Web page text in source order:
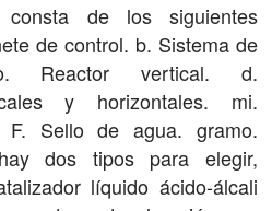
de los siguientes
de control. b. Sistema de
Reactor vertical. d.
y horizontales. mi.
F. Sello de agua. gramo.
dos tipos para elegir,
líquido ácido-álcali